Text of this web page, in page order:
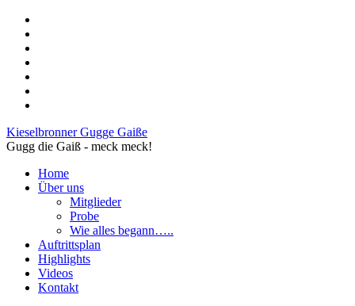
Kieselbronner Gugge Gaiße
Gugg die Gaiß - meck meck!
Home
Über uns
Mitglieder
Probe
Wie alles begann…..
Auftrittsplan
Highlights
Videos
Kontakt